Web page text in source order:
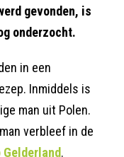
gevonden, is
onderzocht.
in een
Inmiddels is
man uit Polen.
verbleef in de
Gelderland.